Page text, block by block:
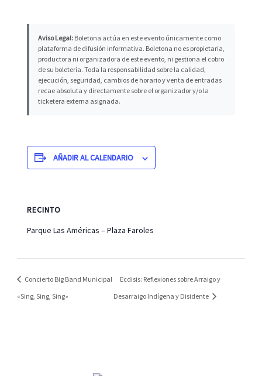
Aviso Legal: Boletona actúa en este evento únicamente como
plataforma de difusión informativa. Boletona no es propietaria,
productora ni organizadora de este evento, ni gestiona el cobro
de su boletería. Toda la responsabilidad sobre la calidad,
ejecución, seguridad, cambios de horario y venta de entradas
recae absoluta y directamente sobre el organizador y/o la
ticketera externa asignada.
AÑADIR AL CALENDARIO
RECINTO
Parque Las Américas – Plaza Faroles
Concierto Big Band Municipal
«Sing, Sing, Sing»
Ecdisis: Reflexiones sobre Arraigo y
Desarraigo Indígena y Disidente